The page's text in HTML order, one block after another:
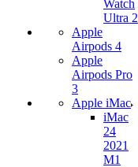
Watch
Ultra 2
Apple
Airpods 4
Apple
Airpods Pro
3
Apple iMac
iMac
24
2021
M1